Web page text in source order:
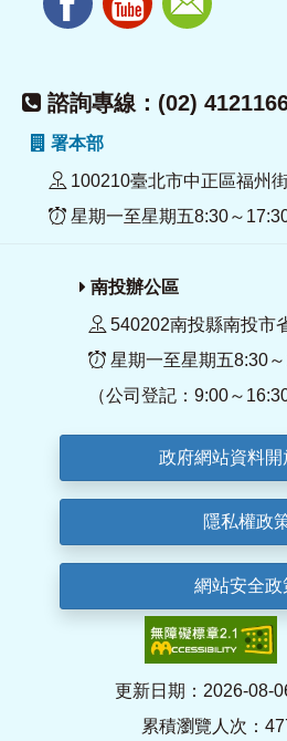
諮詢專線：(02)
署本部
100210臺北市中正區福州
星期一至星期五8:30～
南投辦公區
540202南投縣南投市
星期一至星期五8:30
（公司登記：9:00～
政府網站資料開
隱私權政
網站安全政
更新日期：2026-08-
累積瀏覽人次：